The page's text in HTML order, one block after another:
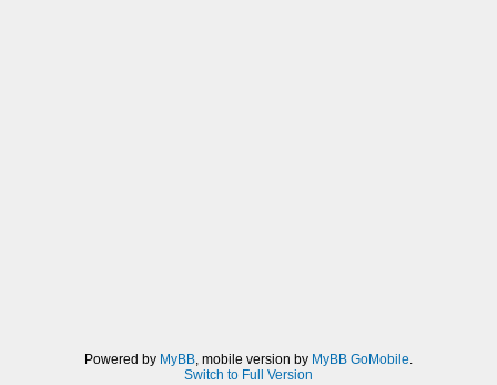
Powered by MyBB , mobile version by MyBB GoMobile
Switch to Full Version